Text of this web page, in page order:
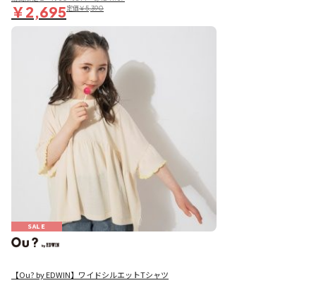
￥2,695定価￥5,390
SALE
【Ou? by EDWIN】ワイドシルエットTシャツ